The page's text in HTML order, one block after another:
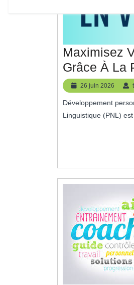
Maximisez
Grâce À La
26 juin 2026
26
juin
Développement personnel avec la PNL Développement personnel avec la PNL La Programmation Neuro-
Linguistique (PNL)